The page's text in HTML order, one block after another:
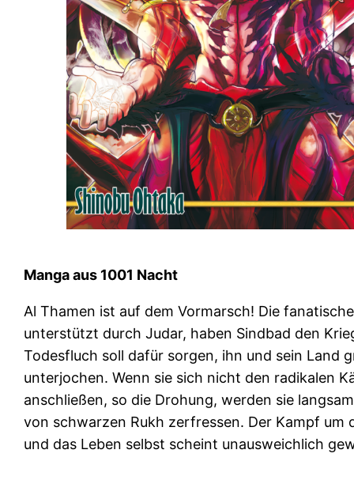
Manga aus 1001 Nacht
Al Thamen ist auf dem Vormarsch! Die
unterstützt durch Judar, haben Sindbad den
Todesfluch soll dafür sorgen, ihn und sein Land
unterjochen. Wenn sie sich nicht den radikalen
anschließen, so die Drohung, werden sie
von schwarzen Rukh zerfressen. Der Kampf um
und das Leben selbst scheint unausweichlich